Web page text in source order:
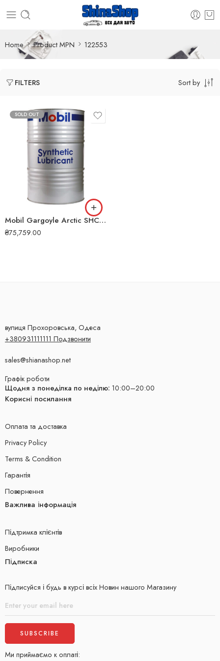
Home Product MPN 122553
FILTERS Sort by
SOLD OUT
Mobil Gargoyle Arctic SHC 226E 208л-олива для холодильного компресора
₴75,759.00
вулиця Прохоровська, Одеса
+380931111111 Подзвонити
sales@shianashop.net
Графік роботи
Щодня з понеділка по неділю: 10:00–20:00
Корисні посилання
Оплата та доставка
Privacy Policy
Terms & Condition
Гарантія
Повернення
Важлива інформація
Підтримка клієнтів
Виробники
Підписка
Підписуйся і будь в курсі всіх Новин нашого Магазину
Ми приймаємо к оплаті: